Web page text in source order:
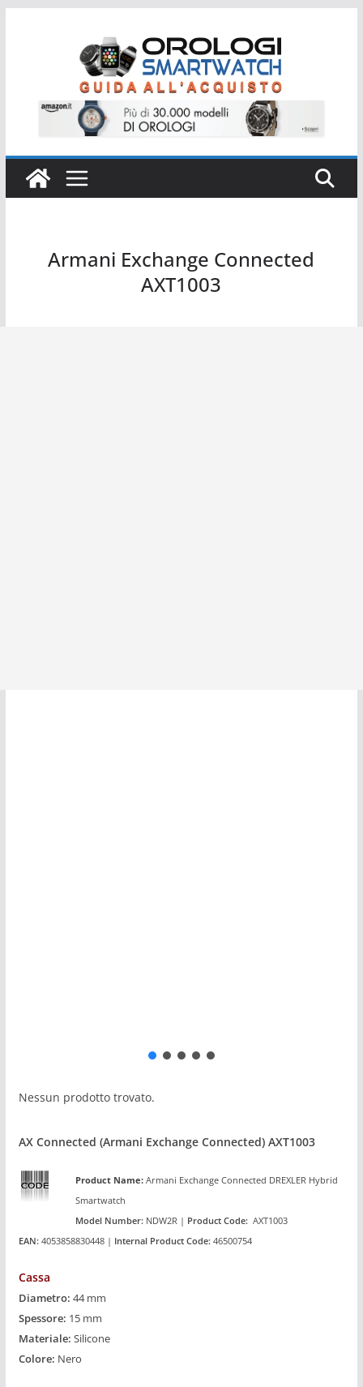
Armani Exchange Connected
AXT1003
Nessun prodotto trovato.
AX Connected (Armani Exchange Connected) AXT1003
ProductName: Armani Exchange Connected DREXLER Hybrid
Smartwatch
Model Number:NDW2R | Product Code: AXT1003
EAN: 4053858830448 | Internal Product Code: 46500754
Cassa
Diametro: 44 mm
Spessore: 15 mm
Materiale: Silicone
Colore: Nero